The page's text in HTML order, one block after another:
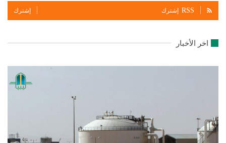
RSS إشترك إشترك
اخر الأخبار